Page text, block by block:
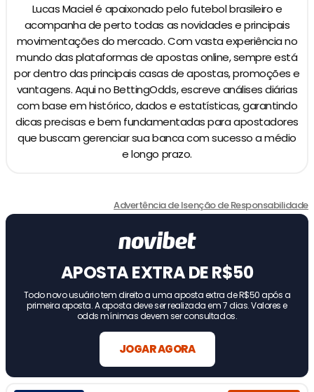
Lucas Maciel é apaixonado pelo futebol brasileiro e
acompanha de perto todas as novidades e principais
movimentações do mercado. Com vasta experiência no
mundo das plataformas de apostas online, sempre está
por dentro das principais casas de apostas, promoções e
vantagens. Aqui no BettingOdds, escreve análises diárias
com base em histórico, dados e estatísticas, garantindo
dicas precisas e bem fundamentadas para apostadores
que buscam gerenciar sua banca com sucesso a médio
e longo prazo.
Advertência de Isenção de Responsabilidade
APOSTA EXTRA DE R$50
Todo novo usuário tem direito a uma aposta extra de R$50 após a
primeira aposta. A aposta deve ser realizada em 7 dias. Valores e
odds mínimas devem ser consultados.
JOGAR AGORA